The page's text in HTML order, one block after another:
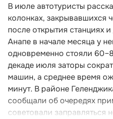
В июле автотуристы
колонках, закрывавшихся
после открытия станциях
Анапе в начале месяца у
одновременно стояли
декаде июля заторы
машин, а среднее время
минут. В районе
сообщали об очередях
советовали заправляться